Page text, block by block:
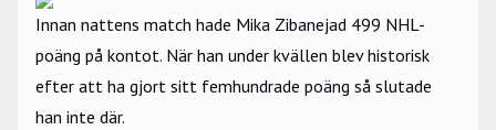
Innan nattens match hade Mika Zibanejad 499 NHL-
poäng på kontot. När han under kvällen blev historisk
efter att ha gjort sitt femhundrade poäng så slutade
han inte där.